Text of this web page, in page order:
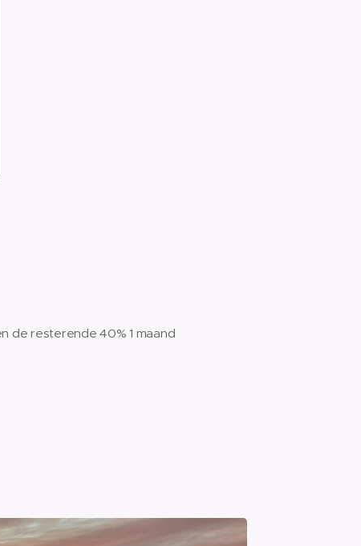
de resterende 40% 1 maand